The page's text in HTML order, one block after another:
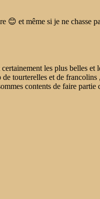
😊 et même si je ne chasse
les plus belles
tourterelles et de
contents de faire